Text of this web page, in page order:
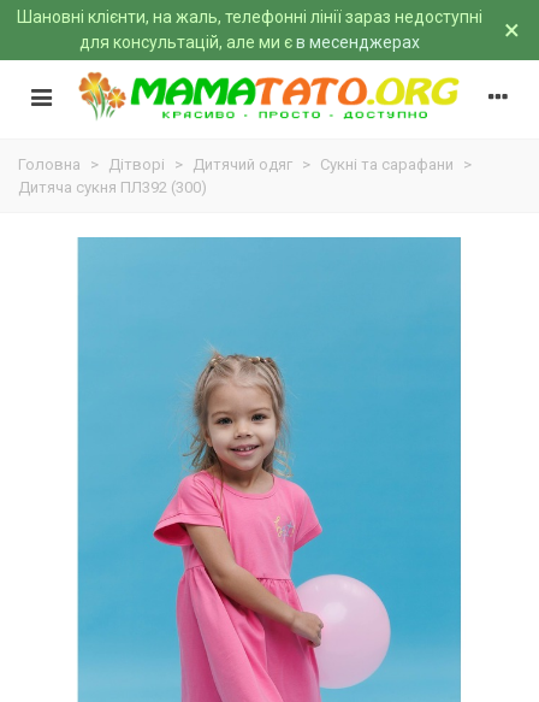
Шановні клієнти, на жаль, телефонні лінії зараз недоступні
для консультацій, але ми єв месенджерах ×
Головна > Дітворі > Дитячий одяг > Сукні та сарафани
>
Дитяча сукня ПЛ392 (300)